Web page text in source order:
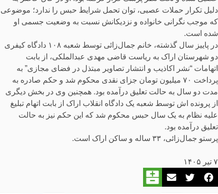
دلیل تکرار حملات عصبی، توان تحمل شرایط حبس را ندارد؛ موضوعی
که موجب نگرانی خانواده و نزدیکانش نسبت به وضعیت جسمی او
شده است.
در پاییز سال گذشته، خانم جمال‌زائی توسط شعبه ۱۰۸ دادگاه کیفری
دو شهرستان اراک به ریاست قاضی مهدی عبدالملکی، از بابت
اتهامات “نشر اکاذیب و انتشار تصاویر مبتذل در فضای مجازی” به
پرداخت ۷۰ میلیون تومان جزای نقدی محکوم شد و حکم صادره به
مدت دو سال به حالت تعلیق درآمده بود. همچنین وی در بخش دیگری
از پرونده اش توسط شعبه یک دادگاه انقلاب اراک از بابت اتهام تبلیغ
علیه نظام به یک سال حبس محکوم شد که این حکم نیز به حالت
تعلیق درآمده بود.
پرستو جمال‌زائی، ۳۳ ساله و ساکن اراک است.
۷ تیر ۱۴۰۵